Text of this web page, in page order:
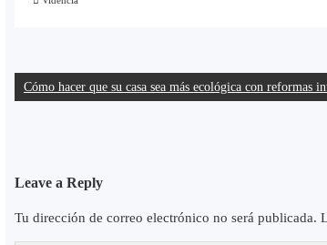
Navegación
Cómo hacer que su casa sea más ecológica con reformas
Leave a Reply
Tu dirección de correo electrónico no será publicada.